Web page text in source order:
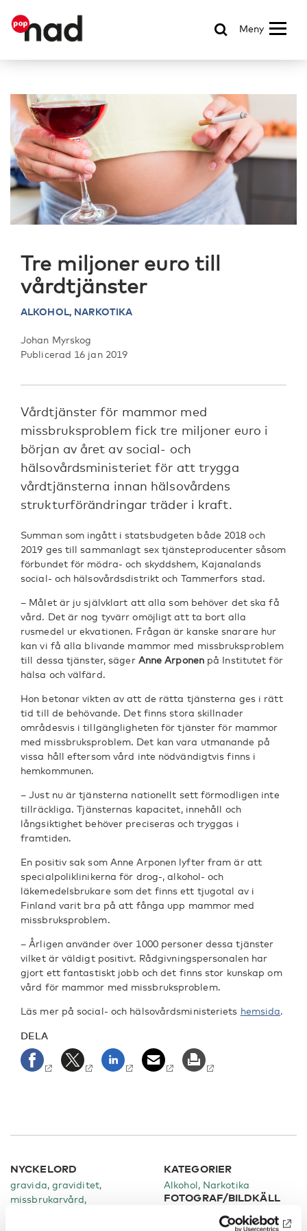
Meny
Tre miljoner euro till
vårdtjänster
ALKOHOL, NARKOTIKA
Johan Myrskog
Publicerad 16 jan 2019
Vårdtjänster för mammor med
missbruksproblem fick tre miljoner euro i
början av året av social- och
hälsovårdsministeriet för att trygga
vårdtjänsterna innan hälsovårdens
strukturförändringar träder i kraft.
Summan som ingått i statsbudgeten både 2018 och
2019 ges till sammanlagt sex tjänsteproducenter såsom
förbundet för mödra- och skyddshem, Kajanalands
social- och hälsovårdsdistrikt och Tammerfors stad.
– Målet är ju självklart att alla som behöver det ska få
vård. Det är nog tyvärr omöjligt att ta bort alla
rusmedel ur ekvationen. Frågan är kanske snarare hur
kan vi få alla blivande mammor med missbruksproblem
till dessa tjänster, säger Anne Arponenpå Institutet för
hälsa och välfärd.
Hon betonar vikten av att de rätta tjänsterna ges i rätt
tid till de behövande. Det finns stora skillnader
områdesvis i tillgängligheten för tjänster för mammor
med missbruksproblem. Det kan vara utmanande på
vissa håll eftersom vård inte nödvändigtvis finns i
hemkommunen.
– Just nu är tjänsterna nationellt sett förmodligen inte
tillräckliga. Tjänsternas kapacitet, innehåll och
långsiktighet behöver preciseras och tryggas i
framtiden.
En positiv sak som Anne Arponen lyfter fram är att
specialpoliklinikerna för drog-, alkohol- och
läkemedelsbrukare som det finns ett tjugotal av i
Finland varit bra på att fånga upp mammor med
missbruksproblem.
– Årligen använder över 1000 personer dessa tjänster
vilket är väldigt positivt. Rådgivningspersonalen har
gjort ett fantastiskt jobb och det finns stor kunskap om
vård för mammor med missbruksproblem.
Läs mer på social- och hälsovårdsministeriets hemsida.
DELA
NYCKELORD
gravida, graviditet,
missbrukarvård,
KATEGORIER
Alkohol Narkotika
FOTOGRAF/BILDKÄLL